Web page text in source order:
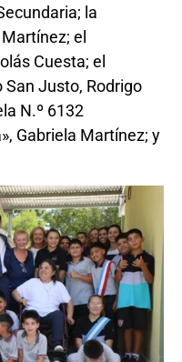
la
el
Cuesta; el
Justo, Rodrigo
N.º 6132
Gabriela Martínez; y